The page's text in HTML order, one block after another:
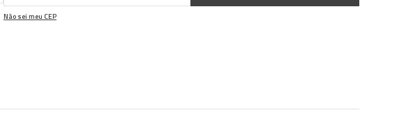
Não sei meu CEP